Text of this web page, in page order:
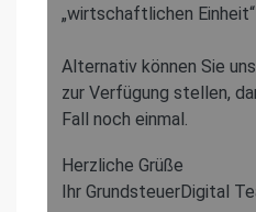
„wirtschaftlichen
Alternativ können Sie
zur Verfügung stellen,
Fall noch einmal.
Herzliche Grüße
Ihr GrundsteuerDigital